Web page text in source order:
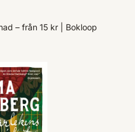
– från 15 kr | Bokloop